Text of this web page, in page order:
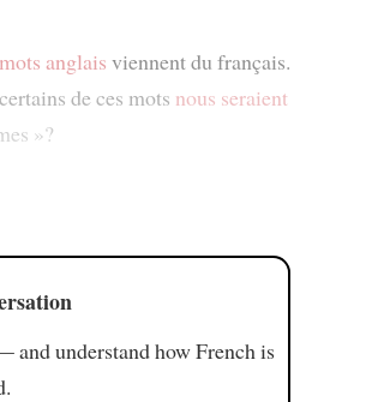
anglais viennent du français.
de ces mots nous seraient
»?
and understand how French is